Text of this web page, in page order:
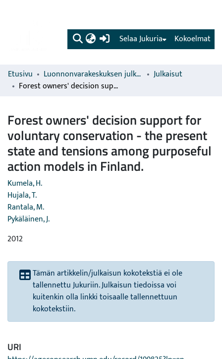
(current) Kokoelmat
Selaa Jukuria
Etusivu Luonnonvarakeskuksen julkaisut
Julkaisut
Forest owners' decision support for voluntary conservation - the present state and tensions among purposeful action models in Finland.
Forest owners' decision support for
voluntary conservation - the present
state and tensions among purposeful
action models in Finland.
Kumela, H.
Hujala, T.
Rantala, M.
Pykäläinen, J.
2012
Tämän artikkelin/julkaisun kokotekstiä ei ole
tallennettu Jukuriin. Julkaisun tiedoissa voi
kuitenkin olla linkki toisaalle tallennettuun
kokotekstiin.
URI